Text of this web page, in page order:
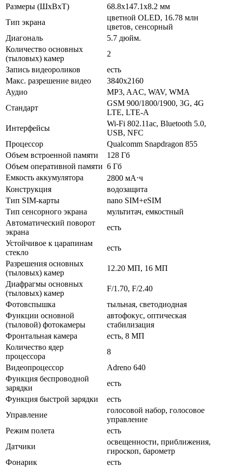
Размеры (ШxВxТ)
68.8x147.1x8.2 мм
Тип экрана
цветной OLED, 16.78 млн
цветов, сенсорный
Диагональ
5.7 дюйм.
Количество основных
(тыловых) камер
2
Запись видеороликов
есть
Макс. разрешение видео
3840x2160
Аудио
MP3, AAC, WAV, WMA
Стандарт
GSM 900/1800/1900, 3G, 4G
LTE, LTE-A
Интерфейсы
Wi-Fi 802.11ac, Bluetooth 5.0,
USB, NFC
Процессор
Qualcomm Snapdragon 855
Объем встроенной памяти
128 Гб
Объем оперативной памяти 6 Гб
Емкость аккумулятора
2800 мА⋅ч
Конструкция
водозащита
Тип SIM-карты
nano SIM+eSIM
Тип сенсорного экрана
мультитач, емкостный
Автоматический поворот
экрана
есть
Устойчивое к царапинам
стекло
есть
Разрешения основных
(тыловых) камер
12.20 МП, 16 МП
Диафрагмы основных
(тыловых) камер
F/1.70, F/2.40
Фотовспышка
тыльная, светодиодная
Функции основной
(тыловой) фотокамеры
автофокус, оптическая
стабилизация
Фронтальная камера
есть, 8 МП
Количество ядер
процессора
8
Видеопроцессор
Adreno 640
Функция беспроводной
зарядки
есть
Функция быстрой зарядки
есть
Управление
голосовой набор, голосовое
управление
Режим полета
есть
Датчики
освещенности, приближения,
гироскоп, барометр
Фонарик
есть